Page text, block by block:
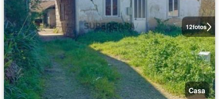
12fotos
Casa